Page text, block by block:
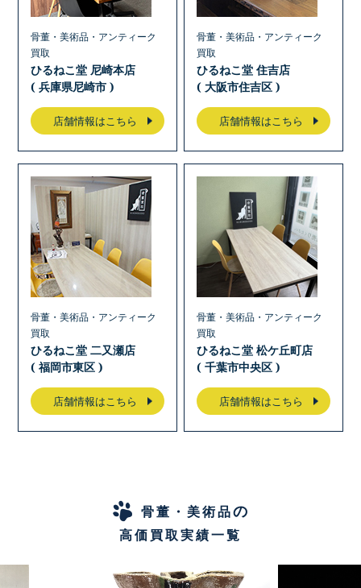
骨董・美術品・アンティーク
買取
ひるねこ堂 尼崎本店
( 兵庫県尼崎市 )
店舗情報はこちら
骨董・美術品・アンティーク
買取
ひるねこ堂 住吉店
( 大阪市住吉区 )
店舗情報はこちら
骨董・美術品・アンティーク
買取
ひるねこ堂 二又瀬店
( 福岡市東区 )
店舗情報はこちら
骨董・美術品・アンティーク
買取
ひるねこ堂 松ケ丘町店
( 千葉市中央区 )
店舗情報はこちら
骨董・美術品の
高価買取実績一覧